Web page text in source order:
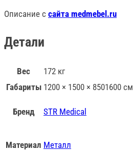
Описание с сайта medmebel.ru
Детали
Вес
172 кг
Габариты 1200 × 1500 × 8501600 см
Бренд STR Medical
Материал Металл